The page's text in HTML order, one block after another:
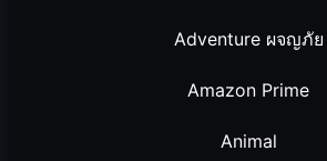
Adventure ผจญภัย
Amazon Prime
Animal